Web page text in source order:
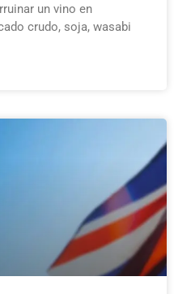
un vino en
crudo, soja, wasabi